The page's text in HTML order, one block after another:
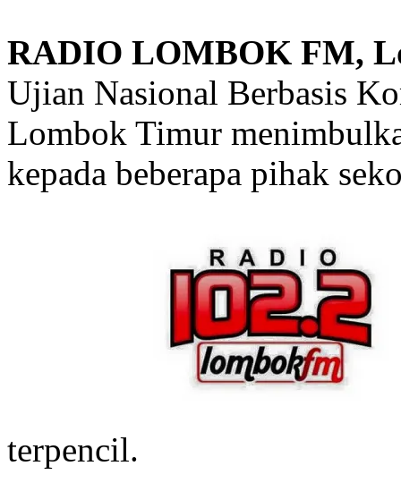
RADIO LOMBOK FM,
Ujian Nasional Berbasis
Lombok Timur
kepada beberapa pihak
terpencil.